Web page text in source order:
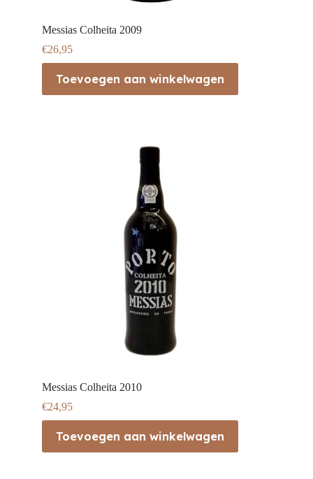
Messias Colheita 2009
€26,95
Toevoegen aan winkelwagen
Messias Colheita 2010
€24,95
Toevoegen aan winkelwagen